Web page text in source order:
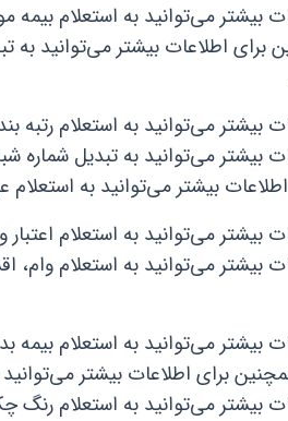
بیشتر می‌توانید به استعلام بیمه
برای اطلاعات بیشتر می‌توانید به
بیشتر می‌توانید به استعلام رتبه
بیشتر می‌توانید به تبدیل شماره
بیشتر می‌توانید به استعلام
بیشتر می‌توانید به استعلام
بیشتر می‌توانید به استعلام
بیشتر می‌توانید به استعلام بیمه
برای اطلاعات بیشتر می‌توانید
بیشتر می‌توانید به استعلام